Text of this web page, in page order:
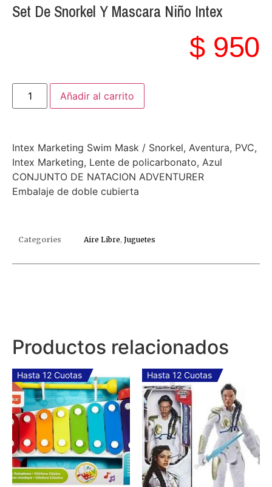
Set De Snorkel Y Mascara Niño Intex
$ 950
Añadir al carrito
Intex Marketing Swim Mask / Snorkel, Aventura, PVC,
Intex Marketing, Lente de policarbonato, Azul
CONJUNTO DE NATACION ADVENTURER
Embalaje de doble cubierta
Categories Aire Libre, Juguetes
Productos relacionados
Hasta 12 Cuotas Hasta 12 Cuotas